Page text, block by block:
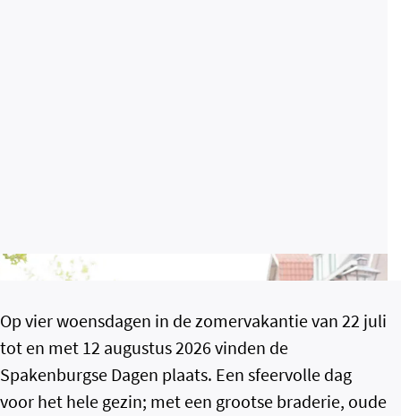
Op vier woensdagen in de zomervakantie van 22 juli
tot en met 12 augustus 2026 vinden de
Spakenburgse Dagen plaats. Een sfeervolle dag
voor het hele gezin; met een grootse braderie, oude